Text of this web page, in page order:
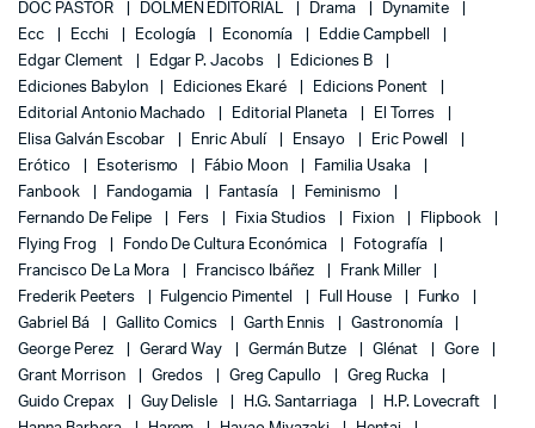
DOC PASTOR
DOLMEN EDITORIAL Drama
Dynamite
Ecc
Ecchi Ecología Economía
Eddie Campbell
Edgar Clement
Edgar P. Jacobs
Ediciones B
Ediciones Babylon
Ediciones Ekaré
Edicions Ponent
Editorial Antonio Machado
Editorial Planeta
El Torres
Elisa Galván Escobar
Enric Abulí Ensayo
Eric Powell
Erótico
Esoterismo Fábio Moon
Familia Usaka
Fanbook
Fandogamia Fantasía
Feminismo
Fernando De Felipe
Fers Fixia Studios Fixion
Flipbook
Flying Frog
Fondo De Cultura Económica
Fotografía
Francisco De La Mora
Francisco Ibáñez
Frank Miller
Frederik Peeters
Fulgencio Pimentel Full House
Funko
Gabriel Bá
Gallito Comics Garth Ennis
Gastronomía
George Perez
Gerard Way Germán Butze Glénat
Gore
Grant Morrison
Gredos Greg Capullo
Greg Rucka
Guido Crepax
Guy Delisle H.G. Santarriaga
H.P. Lovecraft